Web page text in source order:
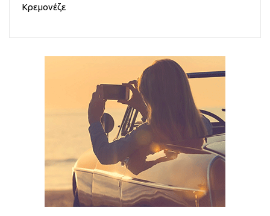
Κρεμονέζε